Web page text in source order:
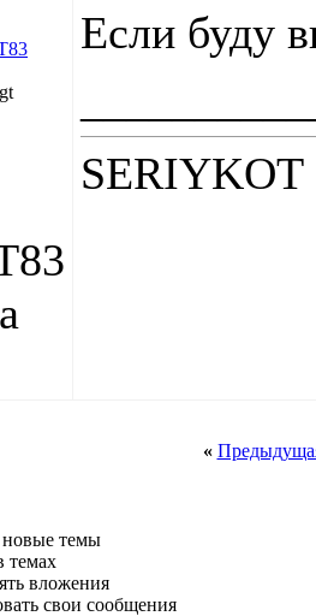
Если буду
SERIYKOT
«
новые темы
темах
вложения
свои сообщения